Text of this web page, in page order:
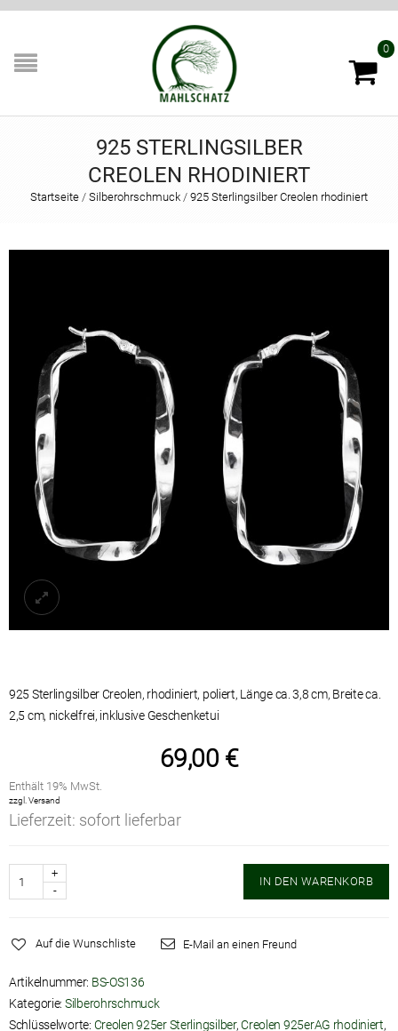
0
925 STERLINGSILBER
CREOLEN RHODINIERT
Startseite / Silberohrschmuck / 925 Sterlingsilber Creolen rhodiniert
925 Sterlingsilber Creolen, rhodiniert, poliert, Länge ca. 3,8 cm, Breite ca.
2,5 cm, nickelfrei,
69,00 €
Enthält 19% MwSt.
zzgl.Versand
Lieferzeit: sofort lieferbar
IN DEN WARENKORB
Auf die Wunschliste E-Mail an einen Freund
Artikelnummer: BS-OS136
Kategorie: Silberohrschmuck
Schlüsselworte: Creolen 925er Sterlingsilber,Creolen 925erAG rhodiniert,